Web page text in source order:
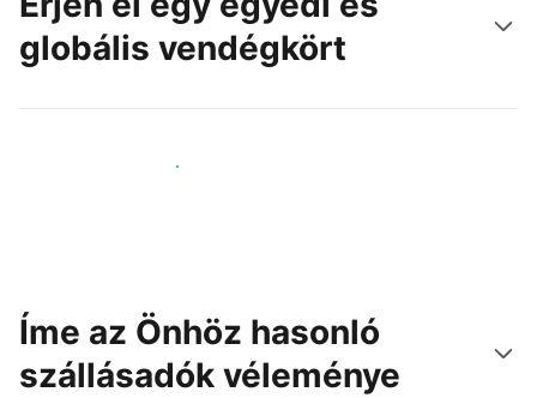
globális vendégkört
Érjen el új vendégeket még ma
Íme az Önhöz hasonló
szállásadók véleménye